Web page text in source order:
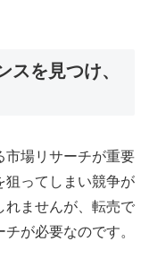
を見つけ、
市場リサーチが重要
狙ってしまい競争が
れませんが、転売で
が必要なのです。